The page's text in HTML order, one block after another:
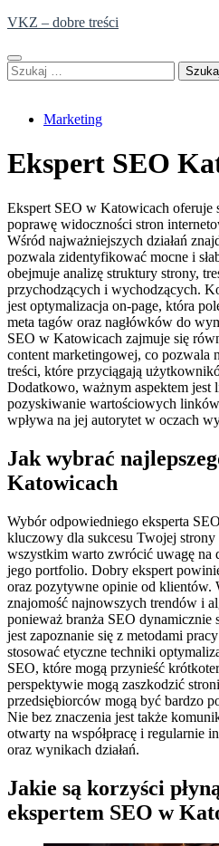
Skip
content
VKZ – dobre treści
Szukaj:
Marketing
Ekspert SEO
Ekspert SEO w Katowicach oferuje
poprawę widoczności stron
Wśród najważniejszych działań
pozwala zidentyfikować mocne i
obejmuje analizę struktury strony,
przychodzących i wychodzących.
jest optymalizacja on-page, która
meta tagów oraz nagłówków do
SEO w Katowicach zajmuje się
content marketingowej, co pozwala
treści, które przyciągają
Dodatkowo, ważnym aspektem
pozyskiwanie wartościowych
wpływa na jej autorytet w oczach
Jak wybrać
Katowicach
Wybór odpowiedniego eksperta
kluczowy dla sukcesu Twojej strony
wszystkim warto zwrócić uwagę na
jego portfolio. Dobry ekspert
oraz pozytywne opinie od klientów.
znajomość najnowszych trendów i
ponieważ branża SEO
jest zapoznanie się z metodami
stosować etyczne techniki
SEO, które mogą przynieść
perspektywie mogą zaszkodzić
przedsiębiorców mogą być bardzo
Nie bez znaczenia jest także
otwarty na współpracę i regularnie
oraz wynikach działań.
Jakie są korzyści
ekspertem SEO w